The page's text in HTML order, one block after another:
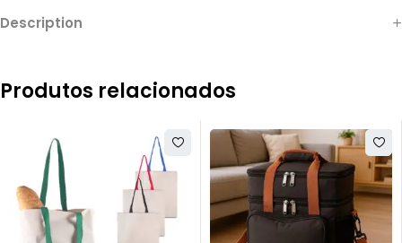
Description
Produtos relacionados